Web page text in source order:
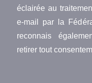
éclairée au
e-mail par la
reconnais
retirer tout